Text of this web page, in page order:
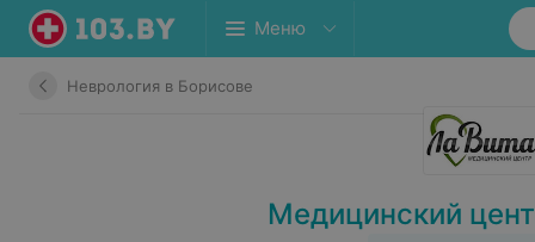
Меню
Неврология в Борисове
Медицинский